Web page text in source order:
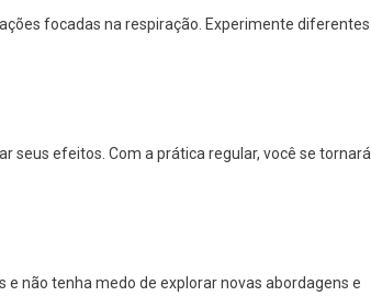
focadas na respiração. Experimente diferentes
seus efeitos. Com a prática regular, você se tornará
não tenha medo de explorar novas abordagens e